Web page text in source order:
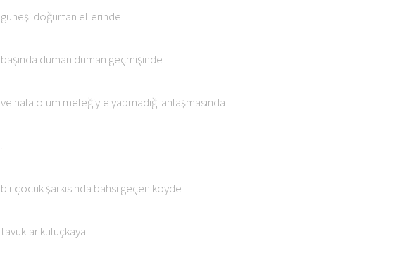
güneşi doğurtan ellerinde
başında duman duman geçmişinde
ve hala ölüm meleğiyle yapmadığı anlaşmasında
..
bir çocuk şarkısında bahsi geçen köyde
tavuklar kuluçkaya